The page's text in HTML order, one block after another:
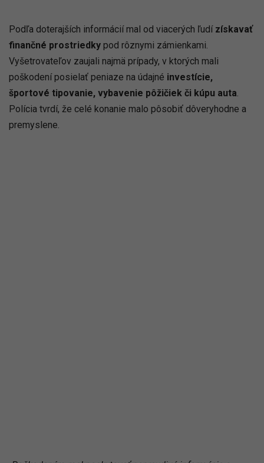
Podľa doterajších informácií mal od viacerých ľudízískavať
finančné prostriedky pod rôznymi zámienkami.
Vyšetrovateľov zaujali najmä prípady, v ktorých mali
poškodení posielať peniaze na údajné investície,
športové tipovanie, vybavenie pôžičiek či kúpu auta
Polícia tvrdí, že celé konanie malo pôsobiť dôveryhodne a
premyslene.